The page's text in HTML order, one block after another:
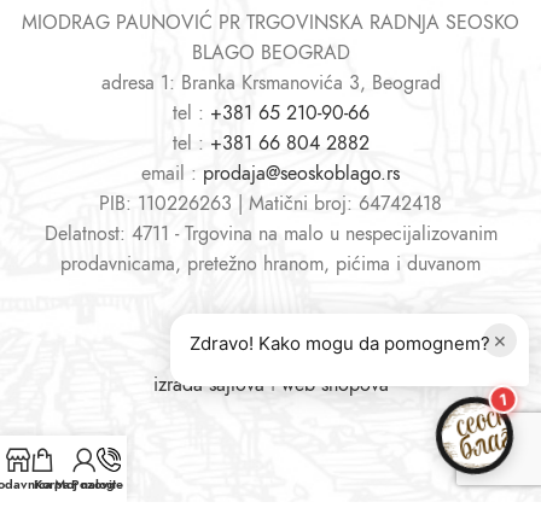
MIODRAG PAUNOVIĆ PR TRGOVINSKA RADNJA SEOSKO
BLAGO BEOGRAD
adresa 1: Branka Krsmanovića 3, Beograd
tel : +381 65 210-90-66
tel : +381 66 804 2882
email : prodaja@seoskoblago.rs
PIB: 110226263 | Matični broj: 64742418
Delatnost: 4711 - Trgovina na malo u nespecijalizovanim
prodavnicama, pretežno hranom, pićima i duvanom
izrada sajtovaiweb shopova
KorpaMoj nalog
Pozovite nas
×
Zdravo! Kako mogu da pomognem?
1